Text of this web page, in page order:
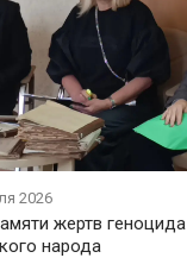
2026
жертв геноцида
народа